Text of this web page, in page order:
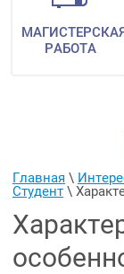
РАБОТА
Главная \
Студент \